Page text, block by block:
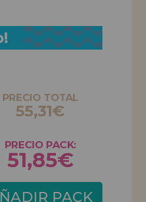
PRECIO TOTAL
55,31€
PRECIO PACK:
51,85€
PACK